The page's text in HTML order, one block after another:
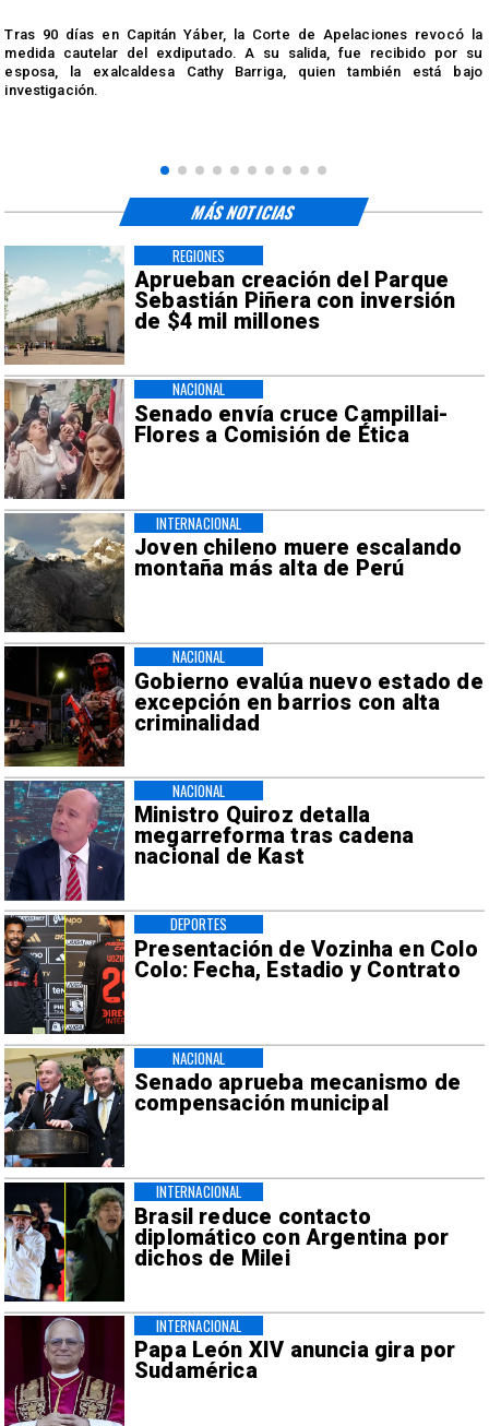
Tras 90 días en Capitán Yáber, la Corte de Apelaciones revocó la
medida cautelar del exdiputado. A su salida, fue recibido por su
esposa, la exalcaldesa Cathy Barriga, quien también está bajo
investigación.
Aprueban creación del Parque
Sebastián Piñera con inversión
de $4 mil millones
REGIONES
Senado envía cruce Campillai-
Flores a Comisión de Ética
NACIONAL
Joven chileno muere escalando
montaña más alta de Perú
INTERNACIONAL
Gobierno evalúa nuevo estado de
excepción en barrios con alta
criminalidad
NACIONAL
Ministro Quiroz detalla
megarreforma tras cadena
nacional de Kast
NACIONAL
Presentación de Vozinha en Colo
Colo: Fecha, Estadio y Contrato
DEPORTES
Senado aprueba mecanismo de
compensación municipal
NACIONAL
Brasil reduce contacto
diplomático con Argentina por
dichos de Milei
INTERNACIONAL
Papa León XIV anuncia gira por
Sudamérica
INTERNACIONAL
MÁS NOTICIAS